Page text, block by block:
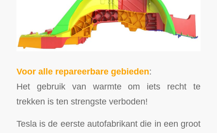
Voor alle repareerbare gebieden:
Het gebruik van warmte om iets recht te
trekken is ten strengste verboden!
Tesla is de eerste autofabrikant die in een groot